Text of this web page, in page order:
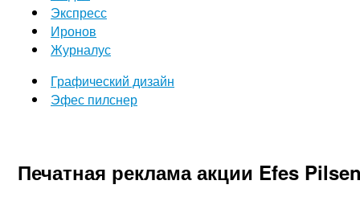
Экспресс
Иронов
Журналус
Графический дизайн
Эфес пилснер
Печатная реклама акции Efes